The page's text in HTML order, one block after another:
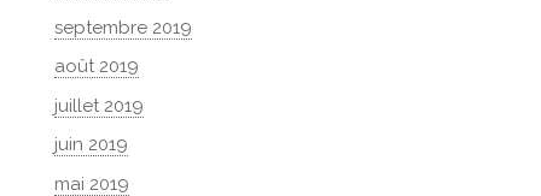
septembre 2019
août 2019
juillet 2019
juin 2019
mai 2019